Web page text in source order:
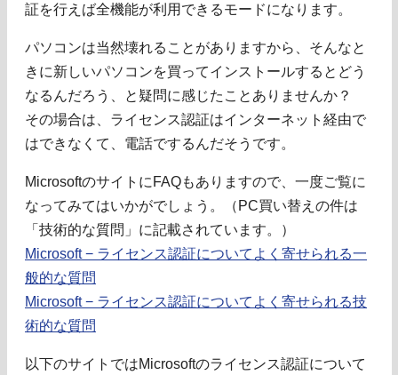
証を行えば全機能が利用できるモードになります。
パソコンは当然壊れることがありますから、そんなと
きに新しいパソコンを買ってインストールするとどう
なるんだろう、と疑問に感じたことありませんか？
その場合は、ライセンス認証はインターネット経由で
はできなくて、電話でするんだそうです。
MicrosoftのサイトにFAQもありますので、一度ご覧に
なってみてはいかがでしょう。（PC買い替えの件は
「技術的な質問」に記載されています。）
Microsoft − ライセンス認証についてよく寄せられる一
般的な質問
Microsoft − ライセンス認証についてよく寄せられる技
術的な質問
以下のサイトではMicrosoftのライセンス認証について